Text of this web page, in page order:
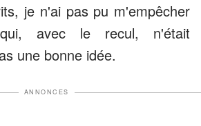
je n'ai pas pu m'empêcher
avec le recul, n'était
une bonne idée.
ANNONCES